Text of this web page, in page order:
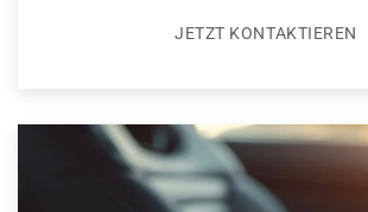
JETZT KONTAKTIEREN